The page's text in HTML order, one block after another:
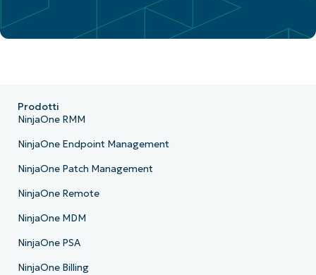
Prodotti
NinjaOne RMM
NinjaOne Endpoint Management
NinjaOne Patch Management
NinjaOne Remote
NinjaOne MDM
NinjaOne PSA
NinjaOne Billing